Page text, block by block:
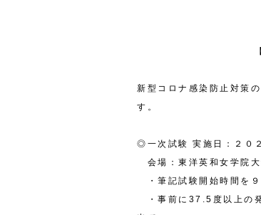
【重要
新型コロナ感染防止対策の
す。
◎一次試験 実施日：２０
会場：東洋英和女学院大
・筆記試験開始時間を９
・事前に 37.5 度以上の